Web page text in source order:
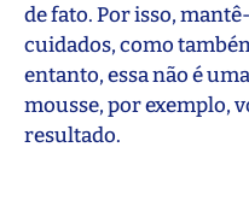
de fato. Por isso,
cuidados, como
entanto, essa não é
mousse, por exemplo,
resultado.